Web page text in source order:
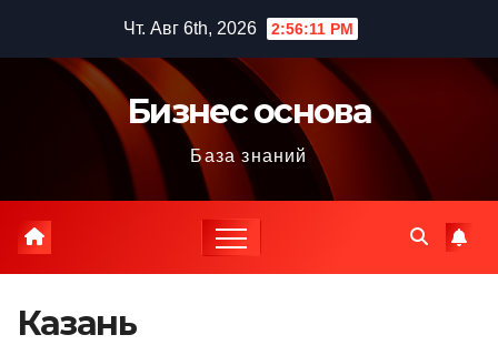
содержимому
Чт. Авг 6th, 2026 2:56:12 PM
Бизнес основа
База знаний
Казань